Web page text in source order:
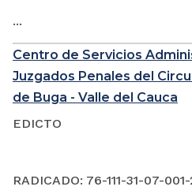
...
Centro de Servicios
Juzgados Penales del
de Buga - Valle del Cauca
EDICTO
RADICADO: 76-111-31-07-